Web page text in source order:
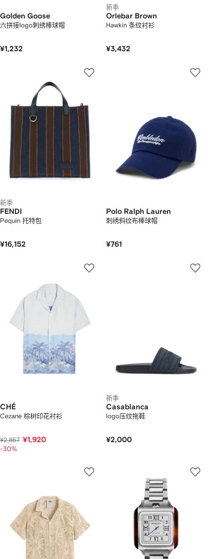
Golden Goose
六拼接logo刺绣棒球帽
¥1,232
新季
Orlebar Brown
Hawkin 条纹衬衫
¥3,432
新季
FENDI
Pequin 托特包
¥16,152
Polo Ralph Lauren
刺绣斜纹布棒球帽
¥761
CHÉ
Cezane 棕树印花衬衫
¥2,857 ¥1,920
-30%
新季
Casablanca
logo压纹拖鞋
¥2,000